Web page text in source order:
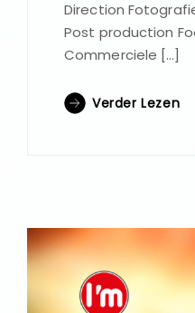
Direction
Post production
Commerciele […]
Verder Lezen